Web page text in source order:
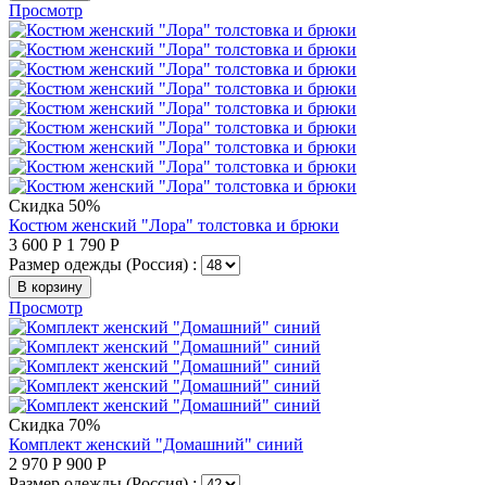
Просмотр
Скидка 50%
Костюм женский "Лора" толстовка и брюки
3 600 Р 1 790 Р
Размер одежды (Россия) :
В корзину
Просмотр
Скидка 70%
Комплект женский "Домашний" синий
2 970 Р 900 Р